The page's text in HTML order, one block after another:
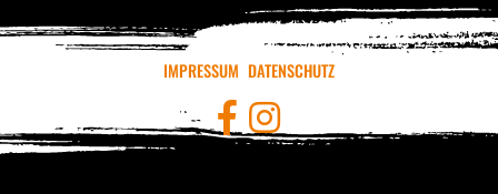
IMPRESSUM DATENSCHUTZ